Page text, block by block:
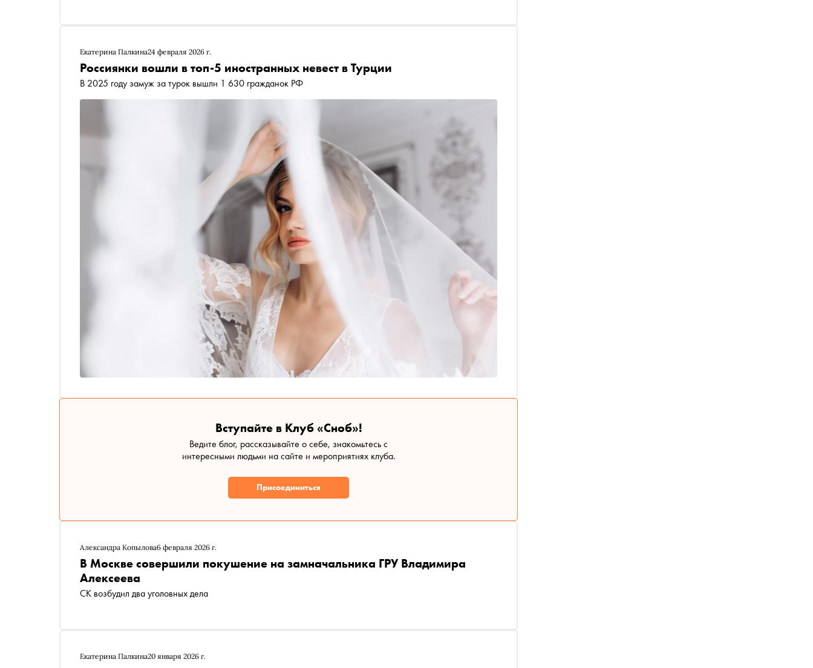
Екатерина Палкина24 февраля 2026 г.
Россиянки вошли в топ-5 иностранных невест в Турции
В 2025 году замуж за турок вышли 1 630 гражданок РФ
Вступайте в Клуб «Сноб»!
Ведите блог, рассказывайте о себе, знакомьтесь с
интересными людьми на сайте и мероприятиях клуба.
Присоединиться
Александра Копылова6 февраля 2026 г.
В Москве совершили покушение на замначальника ГРУ Владимира
Алексеева
СК возбудил два уголовных дела
Екатерина Палкина20 января 2026 г.